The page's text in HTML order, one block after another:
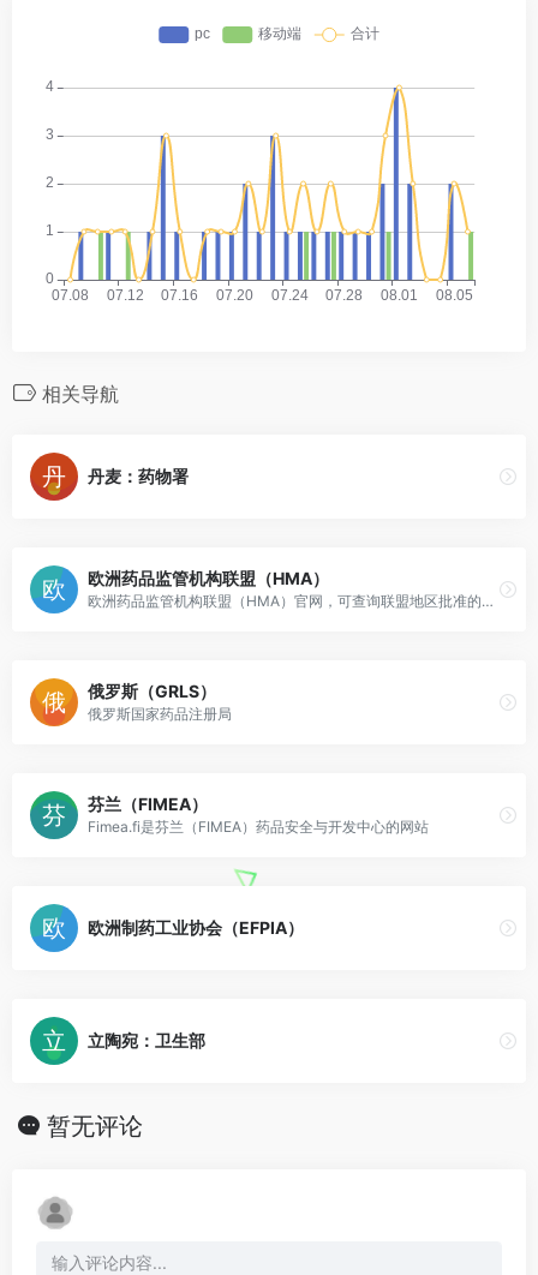
相关导航
丹麦：药物署
欧洲药品监管机构联盟（HMA）
欧洲药品监管机构联盟（HMA）官网，可查询联盟地区批准的全部药品。
俄罗斯（GRLS）
俄罗斯国家药品注册局
芬兰（FIMEA）
Fimea.fi是芬兰（FIMEA）药品安全与开发中心的网站
欧洲制药工业协会（EFPIA）
立陶宛：卫生部
暂无评论